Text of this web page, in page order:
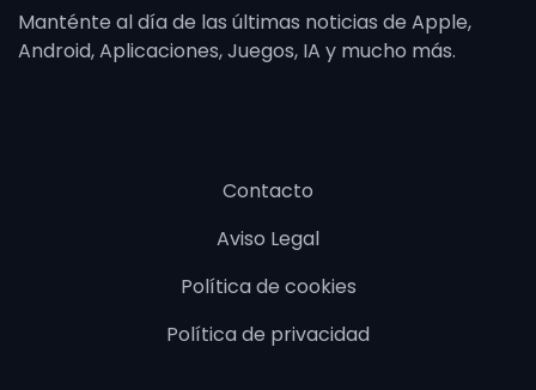
Manténte al día de las últimas noticias de Apple,
Android, Aplicaciones, Juegos, IA y mucho más.
Contacto
Aviso Legal
Política de cookies
Política de privacidad